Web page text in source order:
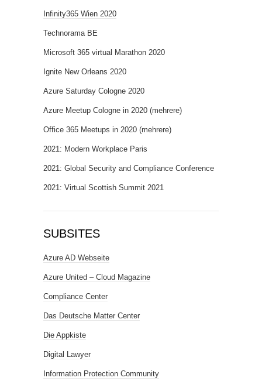
Infinity365 Wien 2020
Technorama BE
Microsoft 365 virtual Marathon 2020
Ignite New Orleans 2020
Azure Saturday Cologne 2020
Azure Meetup Cologne in 2020 (mehrere)
Office 365 Meetups in 2020 (mehrere)
2021: Modern Workplace Paris
2021: Global Security and Compliance Conference
2021: Virtual Scottish Summit 2021
SUBSITES
Azure AD Webseite
Azure United – Cloud Magazine
Compliance Center
Das Deutsche Matter Center
Die Appkiste
Digital Lawyer
Information Protection Community